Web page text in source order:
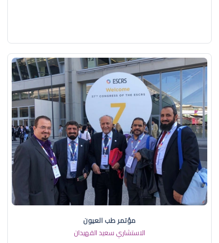
مؤتمر طب العيون
الاستشاري سعيد القهيدان